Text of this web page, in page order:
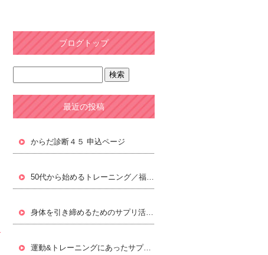
ブログトップ
最近の投稿
からだ診断４５ 申込ページ
50代から始めるトレーニング／福岡パーソナルトレーニングジムLifxc[ライフィクス]
身体を引き締めるためのサプリ活用／福岡パーソナルトレーニングジムLifxc[ライフィクス]
運動&トレーニングにあったサプリ／福岡パーソナルトレーニングジムLifxc[ライフィクス]